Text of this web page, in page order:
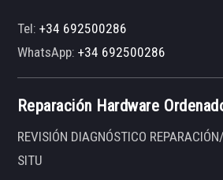
Tel:+34 692500286
WhatsApp:+34 692500286
Reparación Hardware
REVISIÓN DIAGNÓSTICO
SITU